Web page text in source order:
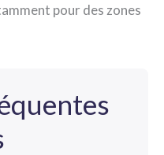
pour des zones